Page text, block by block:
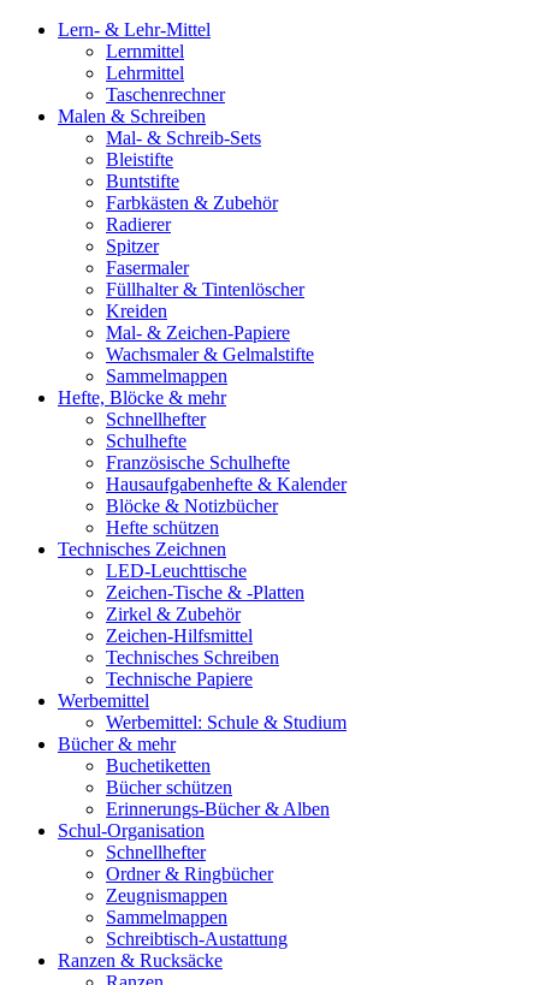
Lern- & Lehr-Mittel
Lernmittel
Lehrmittel
Taschenrechner
Malen & Schreiben
Mal- & Schreib-Sets
Bleistifte
Buntstifte
Farbkästen & Zubehör
Radierer
Spitzer
Fasermaler
Füllhalter & Tintenlöscher
Kreiden
Mal- & Zeichen-Papiere
Wachsmaler & Gelmalstifte
Sammelmappen
Hefte, Blöcke & mehr
Schnellhefter
Schulhefte
Französische Schulhefte
Hausaufgabenhefte & Kalender
Blöcke & Notizbücher
Hefte schützen
Technisches Zeichnen
LED-Leuchttische
Zeichen-Tische & -Platten
Zirkel & Zubehör
Zeichen-Hilfsmittel
Technisches Schreiben
Technische Papiere
Werbemittel
Werbemittel: Schule & Studium
Bücher & mehr
Buchetiketten
Bücher schützen
Erinnerungs-Bücher & Alben
Schul-Organisation
Schnellhefter
Ordner & Ringbücher
Zeugnismappen
Sammelmappen
Schreibtisch-Austattung
Ranzen & Rucksäcke